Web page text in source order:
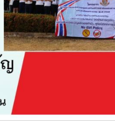
จัดอบรมโครงการเต้นแอโรบิก
หน้าลานตลาดคลองถมบ้านหนอ
calendar_today